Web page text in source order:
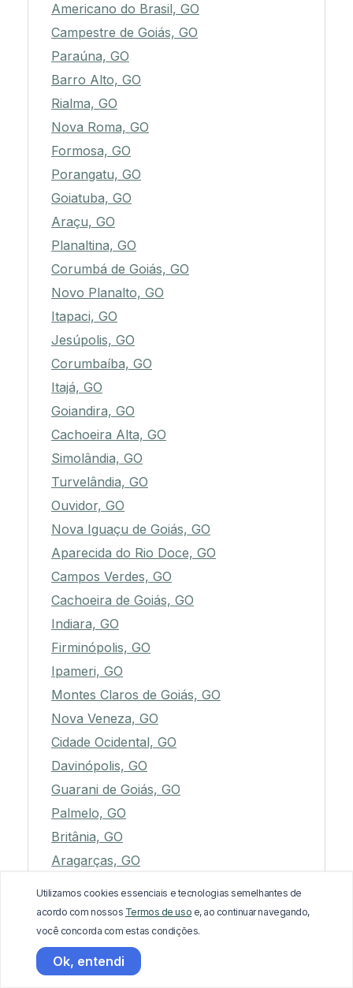
Americano do Brasil, GO
Campestre de Goiás, GO
Paraúna, GO
Barro Alto, GO
Rialma, GO
Nova Roma, GO
Formosa, GO
Porangatu, GO
Goiatuba, GO
Araçu, GO
Planaltina, GO
Corumbá de Goiás, GO
Novo Planalto, GO
Itapaci, GO
Jesúpolis, GO
Corumbaíba, GO
Itajá, GO
Goiandira, GO
Cachoeira Alta, GO
Simolândia, GO
Turvelândia, GO
Ouvidor, GO
Nova Iguaçu de Goiás, GO
Aparecida do Rio Doce, GO
Campos Verdes, GO
Cachoeira de Goiás, GO
Indiara, GO
Firminópolis, GO
Ipameri, GO
Montes Claros de Goiás, GO
Nova Veneza, GO
Cidade Ocidental, GO
Davinópolis, GO
Guarani de Goiás, GO
Palmelo, GO
Britânia, GO
Aragarças, GO
Adelândia, GO
Uruana, GO
Amaralina, GO
Guapó, GO
Utilizamos cookies essenciais e tecnologias semelhantes de
acordo com nossos Termos de uso e, ao continuar navegando,
você concorda com estas condições.
Ok, entendi